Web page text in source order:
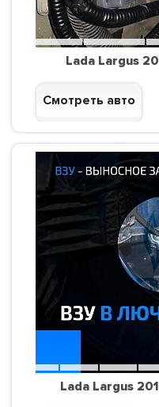
Lada Largus
Смотреть авто
Lada Largus